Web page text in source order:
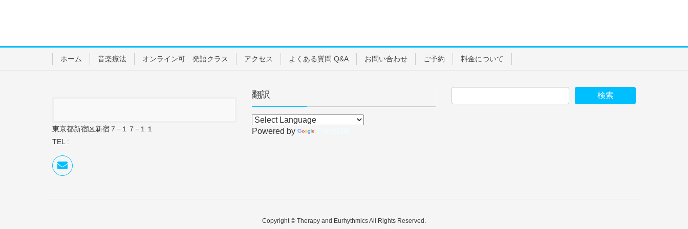
ホーム 音楽療法 オンライン可 発語クラス アクセス よくある質問 Q&A お問い合わせ ご予約 料金について
東京都新宿区新宿７−１７−１１
TEL :
翻訳
Powered by
Copyright © Therapy and Eurhythmics All Rights Reserved.